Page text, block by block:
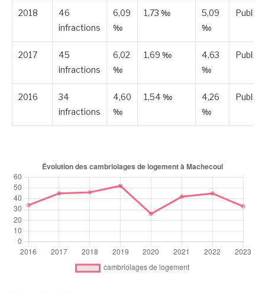
2018
46
infractions
6,09
‰
1,73 ‰
5,09
‰
Publiée
2017
45
infractions
6,02
‰
1,69 ‰
4,63
‰
Publiée
2016
34
infractions
4,60
‰
1,54 ‰
4,26
‰
Publiée